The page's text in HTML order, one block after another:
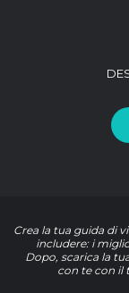
Crea la tua guida di
includere: i
Dopo, scarica la
con te con il